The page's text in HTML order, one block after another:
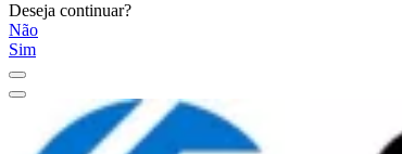
Deseja continuar?
Não
Sim